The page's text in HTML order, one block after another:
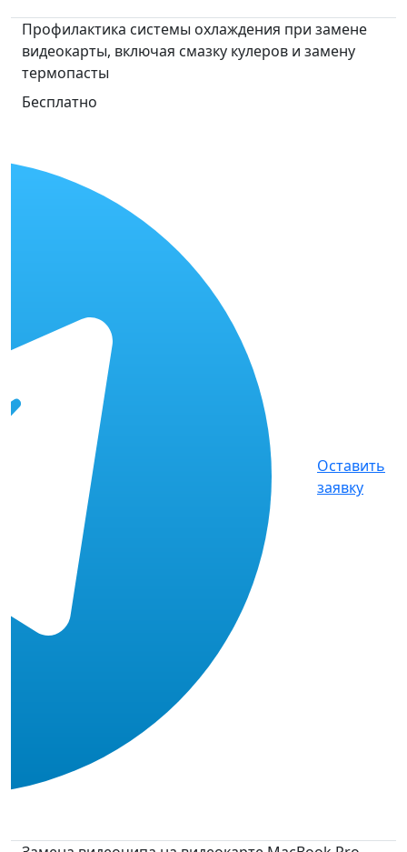
Профилактика системы охлаждения при замене
видеокарты, включая смазку кулеров и замену
термопасты
Бесплатно
Оставить
заявку